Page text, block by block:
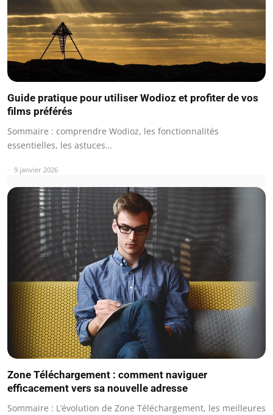
Guide pratique pour utiliser Wodioz et profiter de vos
films préférés
Sommaire : comprendre Wodioz, les fonctionnalités
essentielles, les astuces…
9 janvier 2026
Zone Téléchargement : comment naviguer
efficacement vers sa nouvelle adresse
Sommaire : L’évolution de Zone Téléchargement, les meilleures